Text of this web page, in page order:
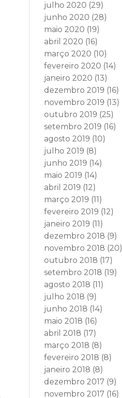
julho 2020 (29)
junho 2020 (28)
maio 2020 (19)
abril 2020 (16)
março 2020 (10)
fevereiro 2020 (14)
janeiro 2020 (13)
dezembro 2019 (16)
novembro 2019 (13)
outubro 2019 (25)
setembro 2019 (16)
agosto 2019 (10)
julho 2019 (8)
junho 2019 (14)
maio 2019 (14)
abril 2019 (12)
março 2019 (11)
fevereiro 2019 (12)
janeiro 2019 (11)
dezembro 2018 (9)
novembro 2018 (20)
outubro 2018 (17)
setembro 2018 (19)
agosto 2018 (11)
julho 2018 (9)
junho 2018 (14)
maio 2018 (16)
abril 2018 (17)
março 2018 (8)
fevereiro 2018 (8)
janeiro 2018 (8)
dezembro 2017 (9)
novembro 2017 (16)